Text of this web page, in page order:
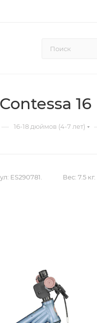
— 16-18 дюймов (4-7 лет)
ES290781. Вес: 7.5 кг.